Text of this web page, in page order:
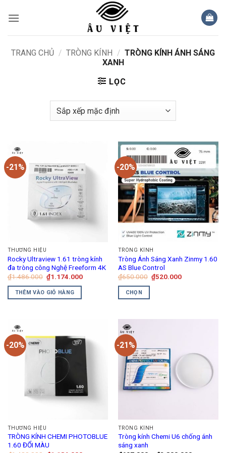
qua
TRANG CHỦ / TRÒNG KÍNH / TRÒNG KÍNH ÁNH SÁNG
XANH
LỌC
-21%
THƯƠNG HIỆU
Rocky Ultraview 1.61 tròng kính
đa tròng công Nghệ Freeform 4K
₫1.486.000 Giá
gốc
là:
₫1.486.000.
₫1.174.000Giá
THÊM VÀO GIỎ HÀNG
-20%
TRÒNG KÍNH
Tròng Ánh Sáng Xanh Zinmy 1.60
AS Blue Control
₫650.000 Giá
gốc
₫520.000Giá
CHỌN
này
có
nhiều
biến
thể.
Các
tùy
thể
được
chọn
-20%
THƯƠNG HIỆU
TRÒNG KÍNH CHEMI PHOTOBLUE
1.60 ĐỔI MÀU
-21%
TRÒNG KÍNH
Tròng kính Chemi U6 chống ánh
sáng xanh